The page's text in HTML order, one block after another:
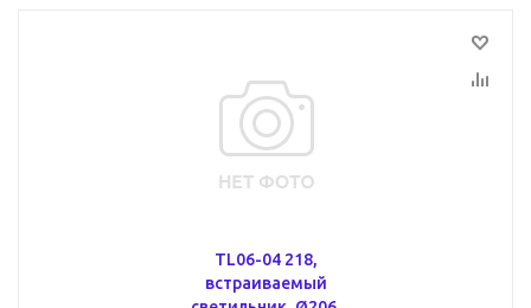
TL06-04 218,
встраиваемый